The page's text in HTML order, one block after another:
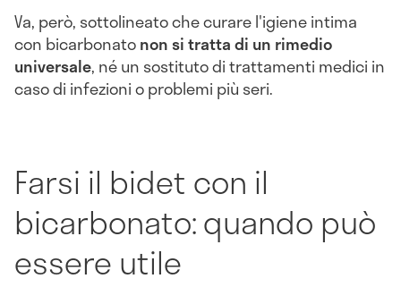
Va, però, sottolineato che curare l'igiene intima
con bicarbonatonon si tratta di un rimedio
universale, né un sostituto di trattamenti medici in
caso di infezioni o problemi più seri.
Farsi il bidet con il
bicarbonato: quando può
essere utile